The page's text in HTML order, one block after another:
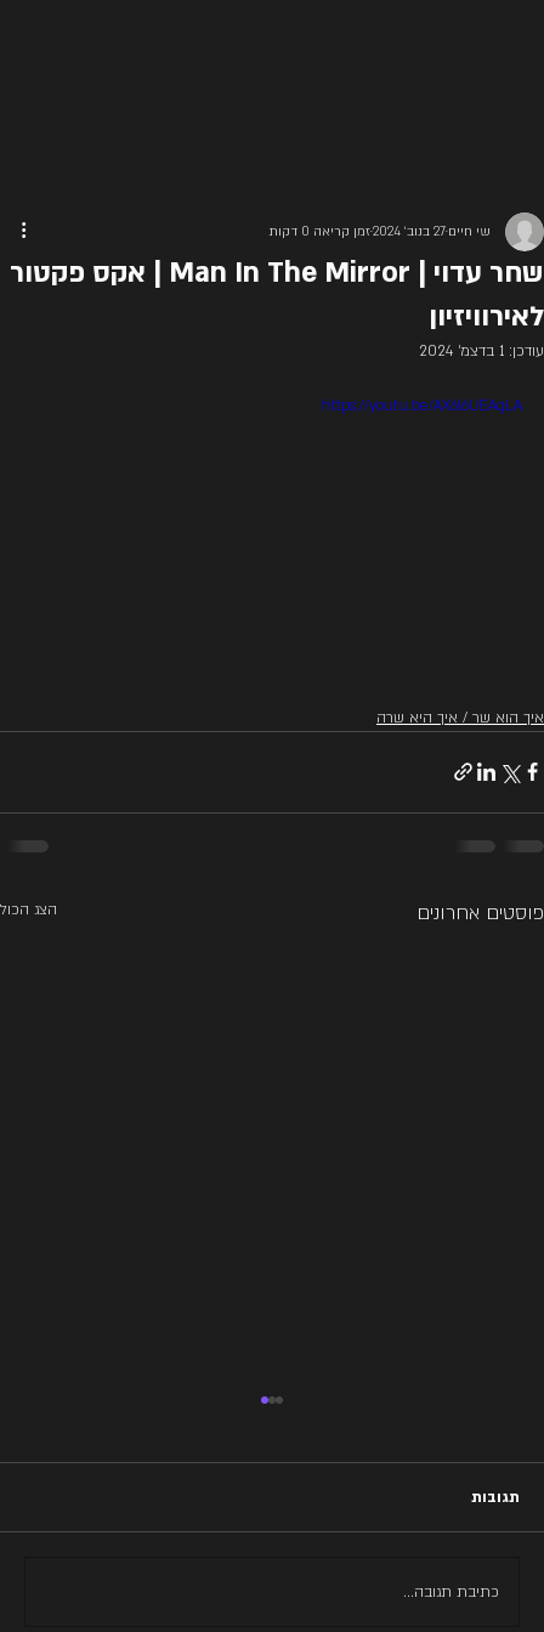
שחר עדוי | Man In The Mirror | אקס פקטור
לאירוויזיון
שי חיים 27 בנוב׳ 2024 זמן קריאה 0 דקות
עודכן: 1 בדצמ׳ 2024
https://youtu.be/AX6l6UEAqLA
איך הוא שר / איך היא שרה
פוסטים אחרונים הצג הכול
איך הוא שר | עומר אדם | רק שלך
תגובות
כתיבת תגובה...